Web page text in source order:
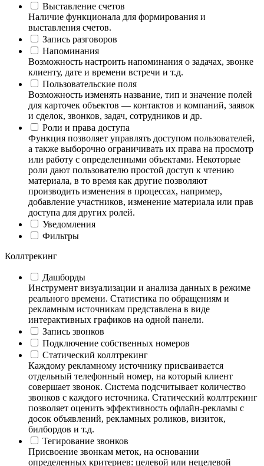
Выставление счетов
Наличие функционала для формирования и
выставления счетов.
Запись разговоров
Напоминания
Возможность настроить напоминания о задачах, звонке
клиенту, дате и времени встречи и т.д.
Пользовательские поля
Возможность изменять название, тип и значение полей
для карточек объектов — контактов и компаний, заявок
и сделок, звонков, задач, сотрудников и др.
Роли и права доступа
Функция позволяет управлять доступом пользователей,
а также выборочно ограничивать их права на просмотр
или работу с определенными объектами. Некоторые
роли дают пользователю простой доступ к чтению
материала, в то время как другие позволяют
производить изменения в процессах, например,
добавление участников, изменение материала или прав
доступа для других ролей.
Уведомления
Фильтры
Коллтрекинг
Дашборды
Инструмент визуализации и анализа данных в режиме
реального времени. Статистика по обращениям и
рекламным источникам представлена в виде
интерактивных графиков на одной панели.
Запись звонков
Подключение собственных номеров
Статический коллтрекинг
Каждому рекламному источнику присваивается
отдельный телефонный номер, на который клиент
совершает звонок. Система подсчитывает количество
звонков с каждого источника. Статический коллтрекинг
позволяет оценить эффективность офлайн-рекламы с
досок объявлений, рекламных роликов, визиток,
билбордов и т.д.
Тегирование звонков
Присвоение звонкам меток, на основании
определенных критериев: целевой или нецелевой